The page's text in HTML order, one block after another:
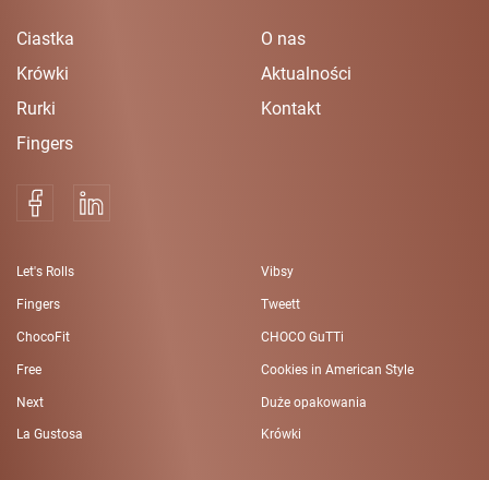
Ciastka
Krówki
Rurki
Fingers
O nas
Aktualności
Kontakt
Let's Rolls
Fingers
ChocoFit
Free
Next
La Gustosa
Vibsy
Tweett
CHOCO GuTTi
Cookies in American Style
Duże opakowania
Krówki